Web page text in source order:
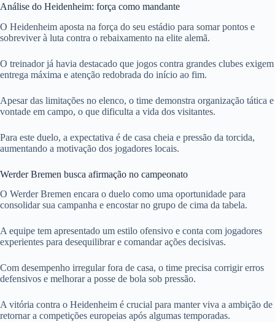
Análise do Heidenheim: força como mandante
O Heidenheim aposta na força do seu estádio para somar pontos e
sobreviver à luta contra o rebaixamento na elite alemã.
O treinador já havia destacado que jogos contra grandes clubes exigem
entrega máxima e atenção redobrada do início ao fim.
Apesar das limitações no elenco, o time demonstra organização tática e
vontade em campo, o que dificulta a vida dos visitantes.
Para este duelo, a expectativa é de casa cheia e pressão da torcida,
aumentando a motivação dos jogadores locais.
Werder Bremen busca afirmação no campeonato
O Werder Bremen encara o duelo como uma oportunidade para
consolidar sua campanha e encostar no grupo de cima da tabela.
A equipe tem apresentado um estilo ofensivo e conta com jogadores
experientes para desequilibrar e comandar ações decisivas.
Com desempenho irregular fora de casa, o time precisa corrigir erros
defensivos e melhorar a posse de bola sob pressão.
A vitória contra o Heidenheim é crucial para manter viva a ambição de
retornar a competições europeias após algumas temporadas.